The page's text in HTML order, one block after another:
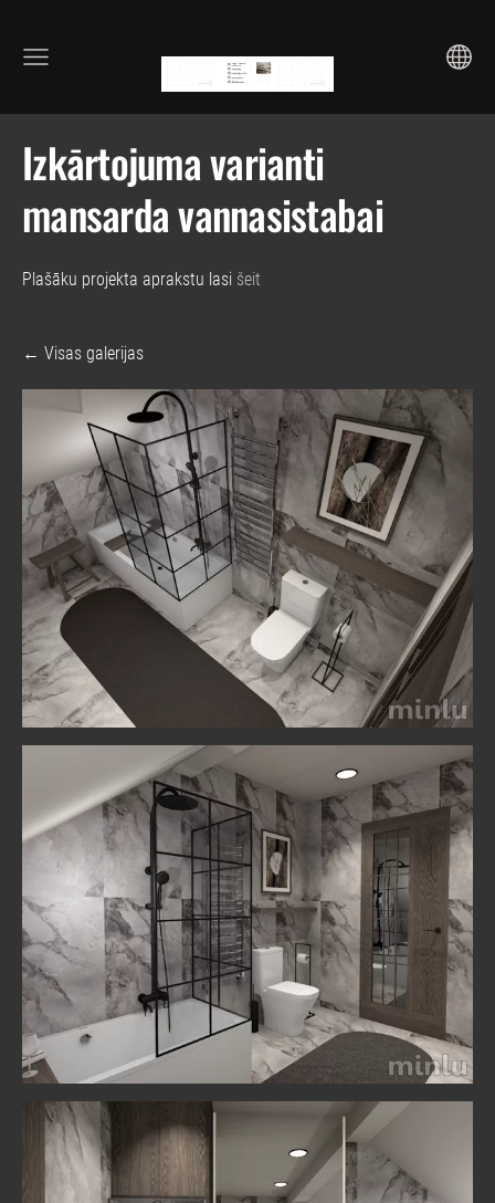
Izkārtojuma varianti
mansarda vannasistabai
Plašāku projekta aprakstu lasi šeit
Visas galerijas